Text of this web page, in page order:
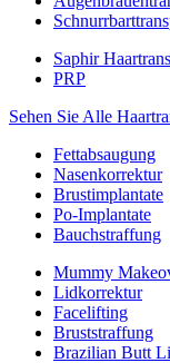
Saphir
PRP
Sehen Sie Alle
Fettabsaugung
Nasenkorrektur
Brustimplantate
Po-Implantate
Bauchstraffung
Mummy
Lidkorrektur
Facelifting
Bruststraffung
Brazilian Butt